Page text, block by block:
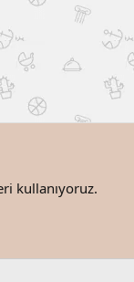
kullanıyoruz.